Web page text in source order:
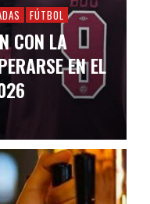
FÚTBOL
CON LA
EN EL